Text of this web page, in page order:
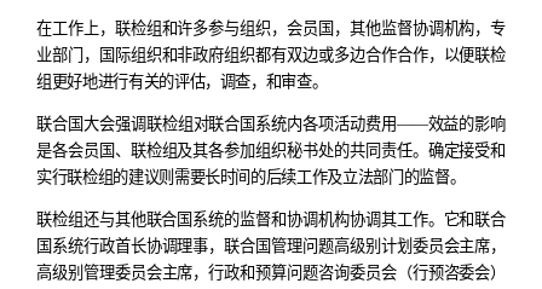
在工作上 ， 联检组和许多参与组织 ，会员国 ， 其他监督协调机构，专
业部门
， 国际组织和非政府组织都有双边或多边合作合作， 以便联检
组更好地进行有关的评估， 调查， 和审查。
联合国大会强调联检组对联合国系统内各项活动费用——效益的影响
是各会员国、联检组及其各参加组织秘书处的共同责任。确定接受和
实行联检组的建议则需要长时间的后续工作及立法部门的监督。
联检组还与其他联合国系统的监督和协调机构协调其工作。它和联合
国系统行政首长协调理事，联合国管理问题高级别计划委员会主席，
高级别管理委员会主席，行政和预算问题咨询委员会（行预咨委会）